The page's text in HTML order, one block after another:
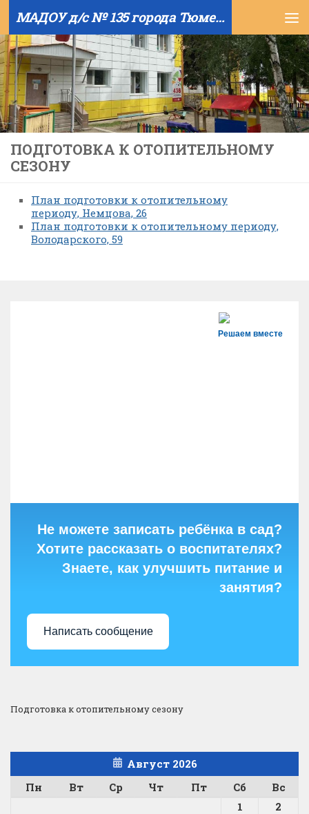
Skip to content МАДОУ д/с № 135 города Тюмени
ПОДГОТОВКА К ОТОПИТЕЛЬНОМУ
СЕЗОНУ
План подготовки к отопительному
периоду, Немцова, 26
План подготовки к отопительному периоду,
Володарского, 59
Решаем вместе
Не можете записать ребёнка в сад?
Хотите рассказать о воспитателях?
Знаете, как улучшить питание и
занятия?
Написать сообщение
Подготовка к отопительному сезону
Август 2026
Пн
Вт Ср Чт Пт Сб
Вс
1
2